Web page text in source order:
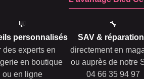
💬
personnalisés
des experts en
en boutique
ou en ligne
🔧
SAV &
directement en
ou auprès de notre
04 66 35 94 97